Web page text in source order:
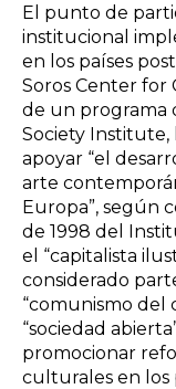
El punto de
institucional
en los países
Soros Center for
de un programa
Society Institute,
apoyar “el
arte
Europa”, según
de 1998 del
el “capitalista
considerado
“comunismo del
“sociedad
promocionar
culturales en los